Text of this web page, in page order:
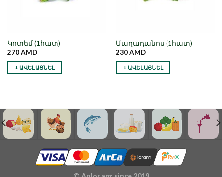
Կոտեմ (1հատ)
270AMD
+ ԱՎԵԼԱՑՆԵԼ
Մաղադանոս (1հատ)
230AMD
+ ԱՎԵԼԱՑՆԵԼ